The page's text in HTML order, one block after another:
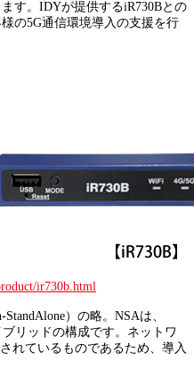
す。IDYが提供するiR730Bとの
の5G通信環境導入の支援を行
ir730b.html
）の略。NSAは、
リッドの構成です。ネットワ
れているものであるため、導入